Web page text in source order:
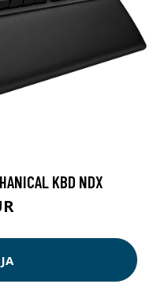
KBD NDX